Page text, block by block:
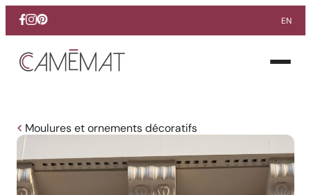
Facebook
Instagram
Pinterest EN
Ouvrir
Moulures et ornements décoratifs